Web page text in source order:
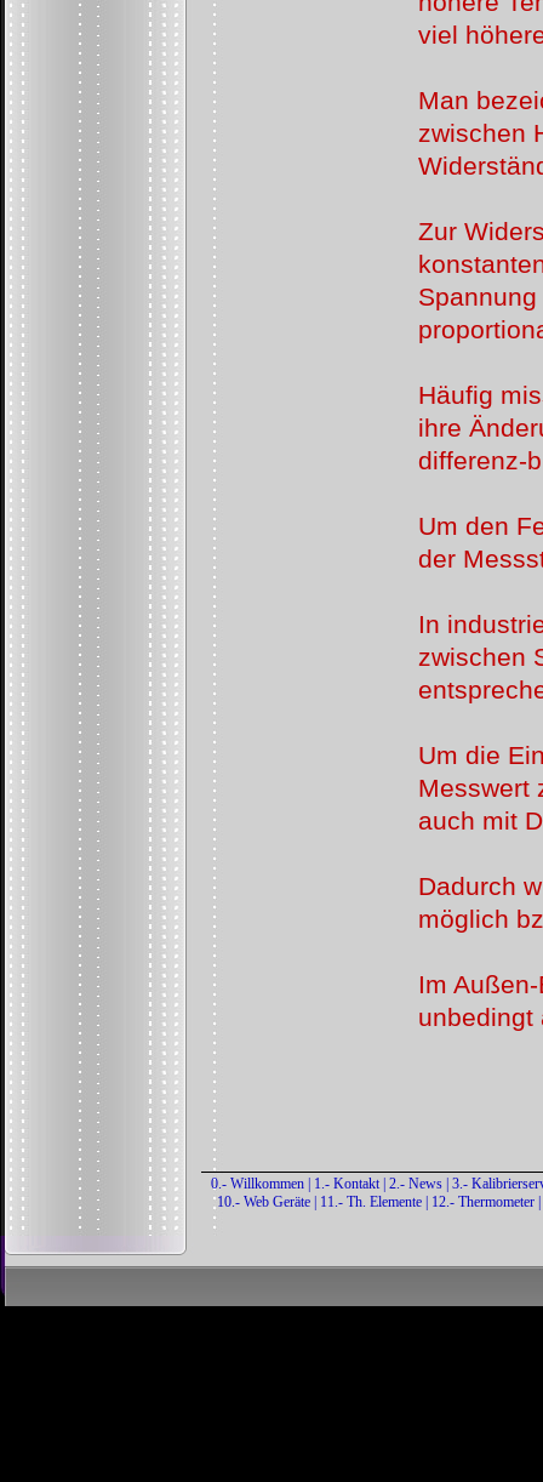
viel
Man
zwischen
Zur
Häufig
ihre
differenz-
Um den
der
In
zwischen
Um die
Messwert
auch mit
Dadurch
möglich
Im Außen-
unbedingt
0.- Willkommen 1.- Kontakt| 2.- News| 3.-
10.- Web Geräte
11.- Th. Elemente 12.- Thermometer